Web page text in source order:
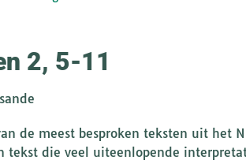
2, 5-11
de meest besproken teksten uit het
tekst die veel uiteenlopende